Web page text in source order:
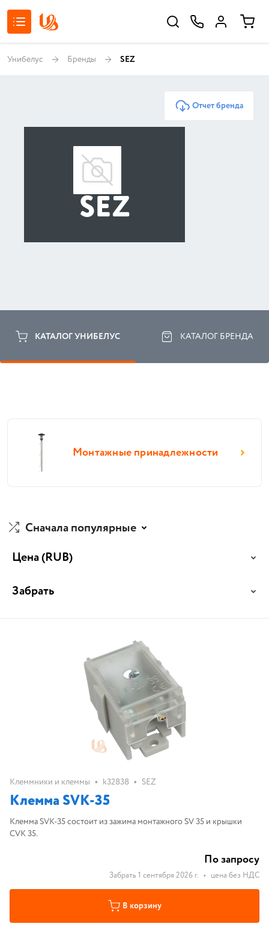
Унибелус Бренды SEZ
Отчет бренда
SEZ
КАТАЛОГ УНИБЕЛУС КАТАЛОГ БРЕНДА
Монтажные принадлежности
Сначала популярные
Цена(RUB)
Забрать
Клеммники и клеммы • k32838 • SEZ
Клемма SVK-35
Клемма SVK-35 состоит из зажима монтажного SV 35 и крышки
CVK 35.
По запросу
Забрать 1 сентября 2026 г. • цена без НДС
В корзину